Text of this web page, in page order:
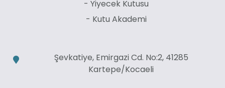
- Yiyecek Kutusu
- Kutu Akademi
Şevkatiye, Emirgazi Cd. No:2, 41285
Kartepe/Kocaeli